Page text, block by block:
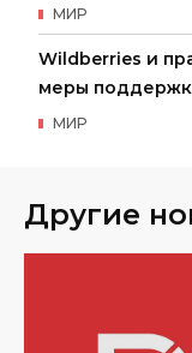
МИР
Wildberries и
меры
МИР
Другие